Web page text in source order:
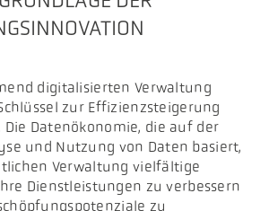
digitalisierten Verwaltung
zur Effizienzsteigerung
Datenökonomie, die auf der
und Nutzung von Daten basiert,
Verwaltung vielfältige
Dienstleistungen zu verbessern
zu